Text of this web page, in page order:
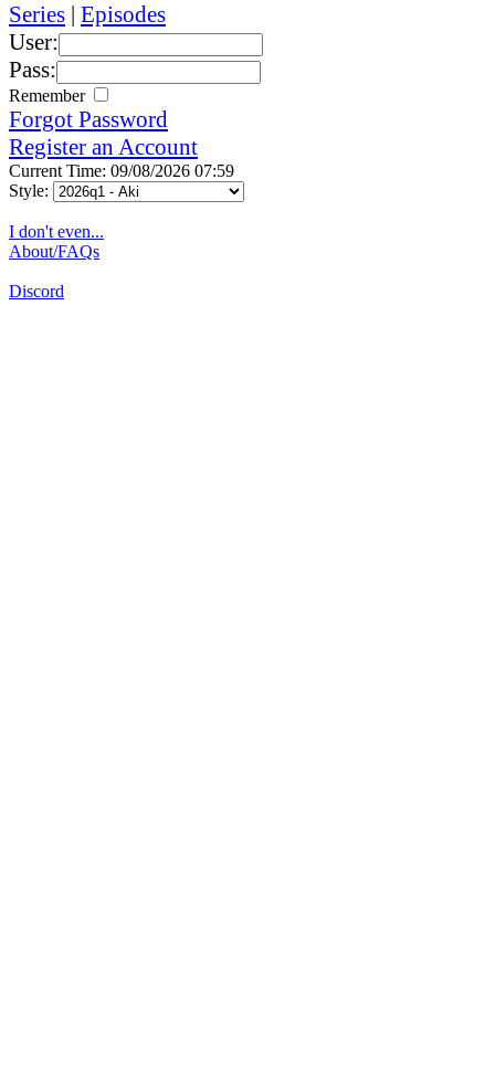
Series | Episodes
User:
Pass:
Remember
Forgot Password
Register an Account
Current Time: 09/08/2026 07:59
Style:
I don't even...
About/FAQs
Discord